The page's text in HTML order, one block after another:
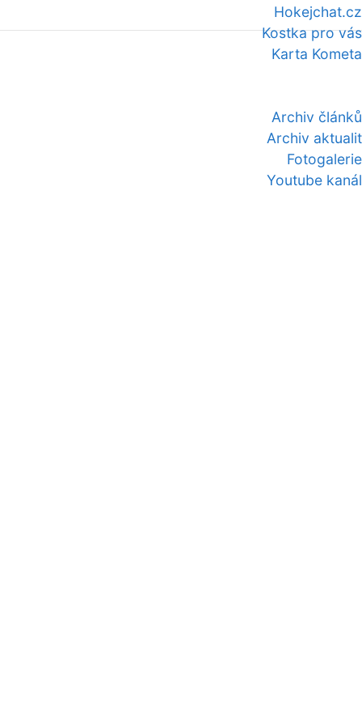
Hokejchat.cz
Kostka pro vás
Karta Kometa
Archiv článků
Archiv aktualit
Fotogalerie
Youtube kanál